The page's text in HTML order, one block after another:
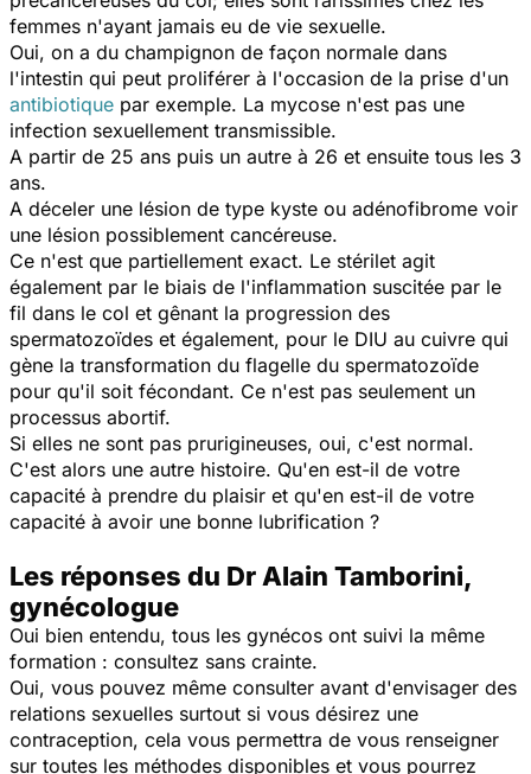
femmes n'ayant jamais eu de vie sexuelle.
Oui, on a du champignon de façon normale dans
l'intestin qui peut proliférer à l'occasion de la prise d'un
antibiotique par exemple. La mycose n'est pas une
infection sexuellement transmissible.
A partir de 25 ans puis un autre à 26 et ensuite tous les 3
ans.
A déceler une lésion de type kyste ou adénofibrome voir
une lésion possiblement cancéreuse.
Ce n'est que partiellement exact. Le stérilet agit
également par le biais de l'inflammation suscitée par le
fil dans le col et gênant la progression des
spermatozoïdes et également, pour le DIU au cuivre qui
gène la transformation du flagelle du spermatozoïde
pour qu'il soit fécondant. Ce n'est pas seulement un
processus abortif.
Si elles ne sont pas prurigineuses, oui, c'est normal.
C'est alors une autre histoire. Qu'en est-il de votre
capacité à prendre du plaisir et qu'en est-il de votre
capacité à avoir une bonne lubrification ?
Les réponses du Dr Alain Tamborini,
gynécologue
Oui bien entendu, tous les gynécos ont suivi la même
formation : consultez sans crainte.
Oui, vous pouvez même consulter avant d'envisager des
relations sexuelles surtout si vous désirez une
contraception, cela vous permettra de vous renseigner
sur toutes les méthodes disponibles et vous pourrez